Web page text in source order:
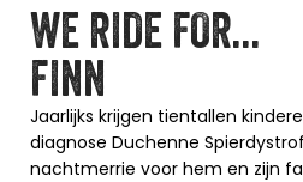
WE RIDE FOR...
FINN
Jaarlijks krijgen tientallen
diagnose Duchenne
nachtmerrie voor hem en zijn